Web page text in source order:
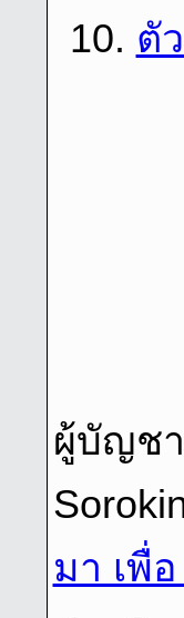
10. ตั
ผู้บัญชา
มา เพื่